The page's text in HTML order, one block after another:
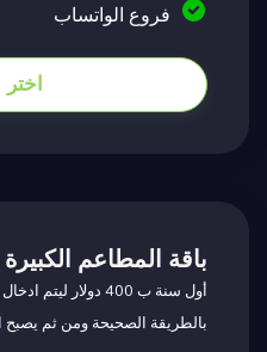
فروع الواتساب
اختر
باقة المطاعم
أول سنة ب 400 دولار
بالطريقة الصحيحة ومن ثم يصبح الاشتراك